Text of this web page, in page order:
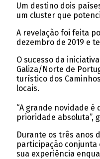
Um destino dois
um cluster que
A revelação foi feita
dezembro de 2019 e
O sucesso da
Galiza/Norte de
turístico dos
locais.
“A grande novidade
prioridade absoluta”,
Durante os três anos
participação
sua experiência